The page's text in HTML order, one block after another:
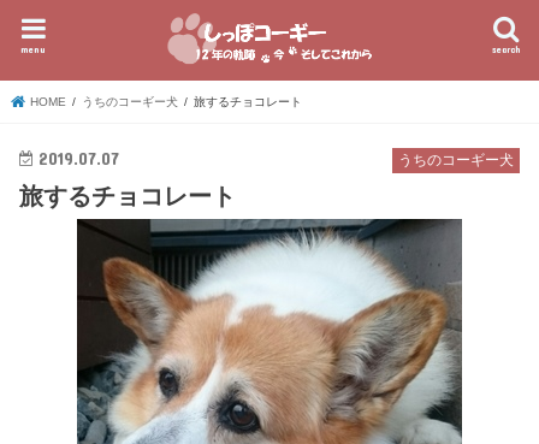
search
menu
HOME うちのコーギー犬 旅するチョコレート
うちのコーギー犬
2019.07.07
旅するチョコレート